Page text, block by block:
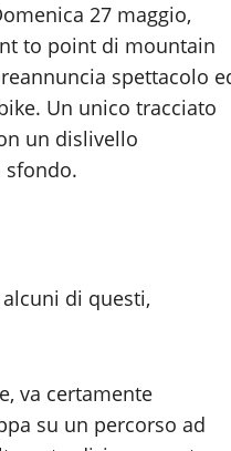
27 maggio,
to point di mountain
spettacolo
Un unico tracciato
un dislivello
sfondo.
di questi,
va certamente
su un percorso ad